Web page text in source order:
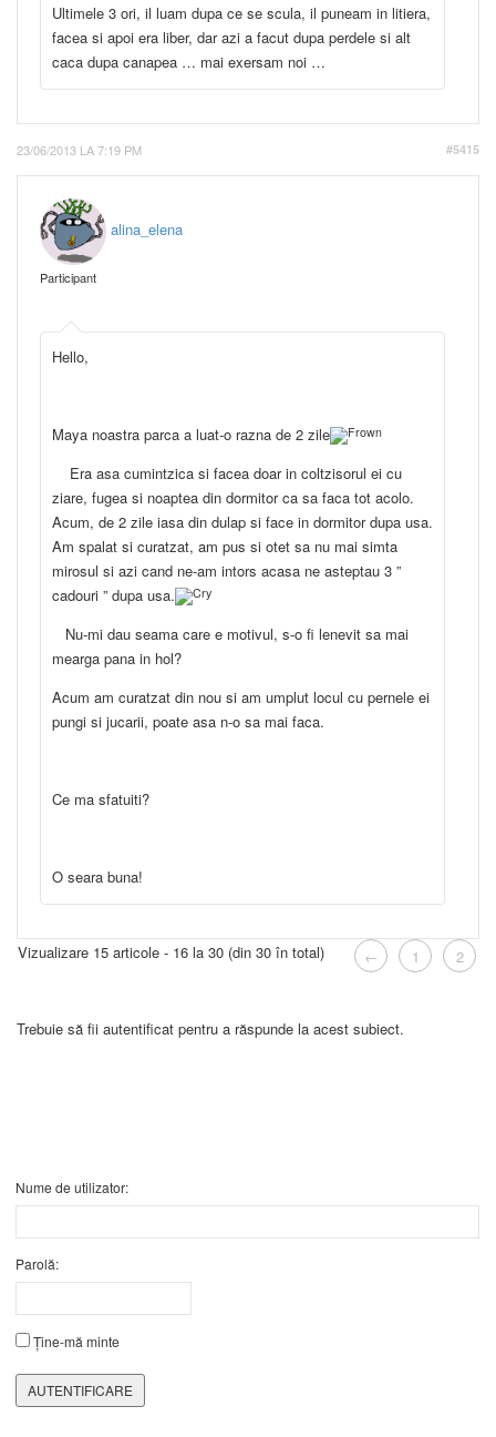
Ultimele 3 ori, il luam dupa ce se scula, il puneam in litiera,
facea si apoi era liber, dar azi a facut dupa perdele si alt
caca dupa canapea … mai exersam noi …
23/06/2013 LA 7:19 PM #5415
alina_elena
Participant
Hello,
Maya noastra parca a luat-o razna de 2 zile
Era asa cumintzica si facea doar in coltzisorul ei cu
ziare, fugea si noaptea din dormitor ca sa faca tot acolo.
Acum, de 2 zile iasa din dulap si face in dormitor dupa usa.
Am spalat si curatzat, am pus si otet sa nu mai simta
mirosul si azi cand ne-am intors acasa ne asteptau 3 ”
cadouri ” dupa usa.
Nu-mi dau seama care e motivul, s-o fi lenevit sa mai
mearga pana in hol?
Acum am curatzat din nou si am umplut locul cu pernele ei
pungi si jucarii, poate asa n-o sa mai faca.
Ce ma sfatuiti?
O seara buna!
Vizualizare 15 articole - 16 la 30 (din 30 în total) ← 1 2
Trebuie să fii autentificat pentru a răspunde la acest subiect.
Nume de utilizator:
Parolă:
Ține-mă minte
AUTENTIFICARE